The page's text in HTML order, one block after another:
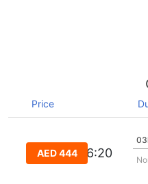
Price
06:20
AED 444